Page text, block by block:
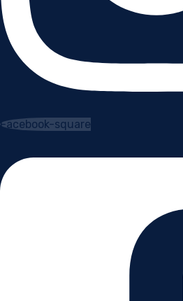
Facebook-square